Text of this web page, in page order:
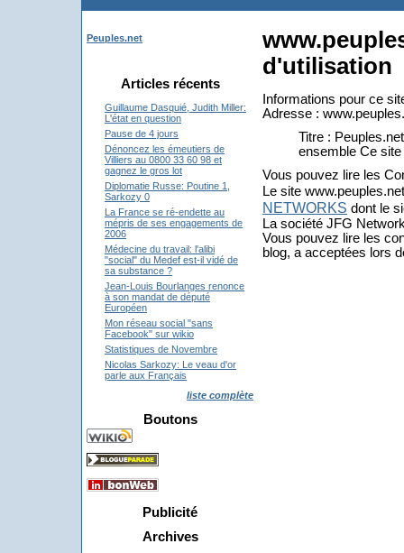
Peuples.net
Articles récents
Guillaume Dasquié, Judith Miller:
L'état en question
Pause de 4 jours
Dénoncez les émeutiers de
Villiers au 0800 33 60 98 et
gagnez le gros lot
Diplomatie Russe: Poutine 1,
Sarkozy 0
La France se ré-endette au
mépris de ses engagements de
2006
Médecine du travail: l'alibi
"social" du Medef est-il vidé de
sa substance ?
Jean-Louis Bourlanges renonce
à son mandat de député
Européen
Mon réseau social "sans
Facebook" sur wikio
Statistiques de Novembre
Nicolas Sarkozy: Le veau d'or
parle aux Français
liste complète
Boutons
Publicité
Archives
d'utilisation
Informations pour ce
Adresse :
Titre :
ensemble Ce
Vous pouvez lire les
Le site
NETWORKS dont le
La société JFG
Vous pouvez lire les
blog, a acceptées lors